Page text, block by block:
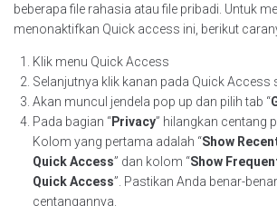
beberapa file rahasia atau file pribadi. Untuk
menonaktifkan Quick access ini, berikut
Klik menu Quick Access
Selanjutnya klik kanan pada Quick Access
Akan muncul jendela pop up dan pilih tab “
Pada bagian “Privacy” hilangkan centang
Kolom yang pertama adalah “Show
Quick Access” dan kolom “Show
Quick Access”. Pastikan Anda benar-
centangannya.